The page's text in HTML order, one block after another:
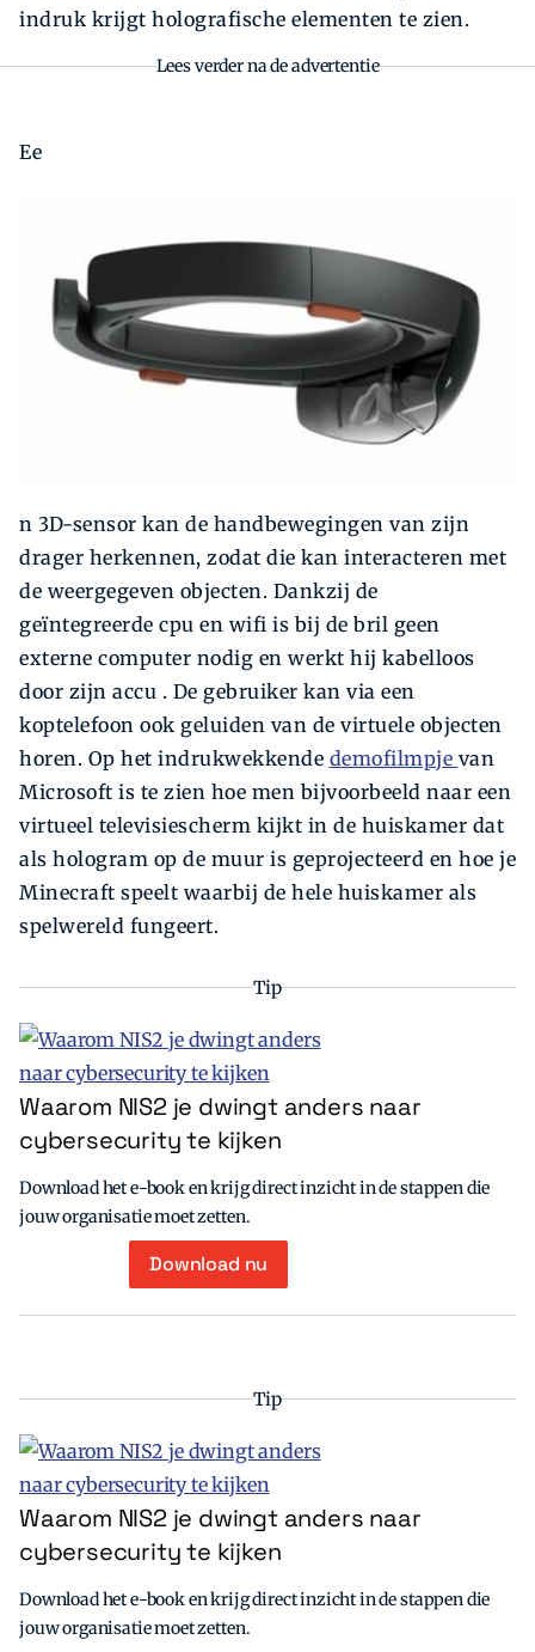
indruk krijgt holografische elementen te zien.
Lees verder na de advertentie
Ee
n 3D-sensor kan de handbewegingen van zijn
drager herkennen, zodat die kan interacteren met
de weergegeven objecten. Dankzij de
geïntegreerde cpu en wifi is bij de bril geen
externe computer nodig en werkt hij kabelloos
door zijn accu . De gebruiker kan via een
koptelefoon ook geluiden van de virtuele objecten
horen. Op het indrukwekkende demofilmpje van
Microsoft is te zien hoe men bijvoorbeeld naar een
virtueel televisiescherm kijkt in de huiskamer dat
als hologram op de muur is geprojecteerd en hoe je
Minecraft speelt waarbij de hele huiskamer als
spelwereld fungeert.
Tip
Waarom NIS2 je dwingt anders naar
cybersecurity te kijken
Download het e-book en krijg direct inzicht in de stappen die
jouw organisatie moet zetten.
Download nu
Tip
Waarom NIS2 je dwingt anders naar
cybersecurity te kijken
Download het e-book en krijg direct inzicht in de stappen die
jouw organisatie moet zetten.